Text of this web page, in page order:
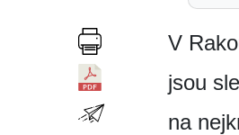
V
jsou
na